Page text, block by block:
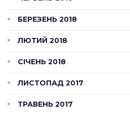
БЕРЕЗЕНЬ 2018
ЛЮТИЙ 2018
СІЧЕНЬ 2018
ЛИСТОПАД 2017
ТРАВЕНЬ 2017